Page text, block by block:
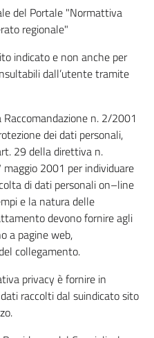
del Portale "Normattiva
regionale"
indicato e non anche per
dall’utente tramite
Raccomandazione n. 2/2001
dei dati personali,
29 della direttiva n.
2001 per individuare
di dati personali on–line
e la natura delle
devono fornire agli
a pagine web,
collegamento.
privacy è fornire in
raccolti dal suindicato sito